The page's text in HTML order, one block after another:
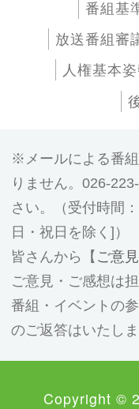
番組基
放送番組審
人権基本
メールによる番
りません。026-
さい。（受付時間
日・祝日を除く]）
皆さんから【 ご意
ご意見・ご感想は
番組・イベントの
のご返答はいたし
Copyright ©